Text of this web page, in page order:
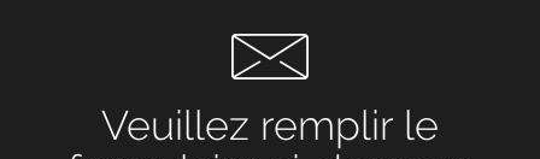
Veuillez remplir le